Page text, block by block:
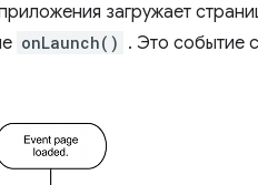
загружает
onLaunch() . Это событие